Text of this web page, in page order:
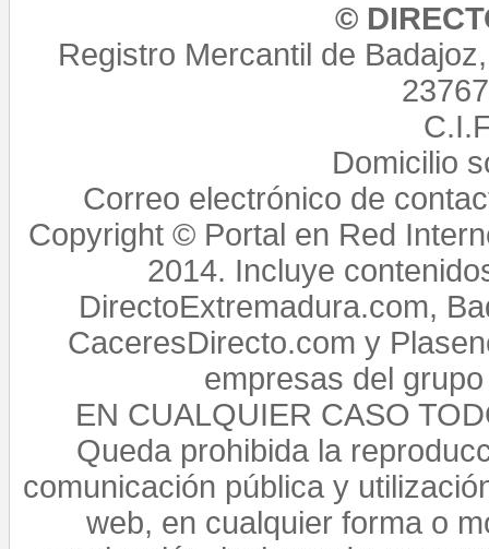
©
Registro Mercantil de
Domicilio
Correo electrónico de
Copyright © Portal en Red
2014. Incluye
DirectoExtremadura.com,
CaceresDirecto.com y
empresas del
EN CUALQUIER CASO
Queda prohibida la
comunicación pública y
web, en cualquier forma o